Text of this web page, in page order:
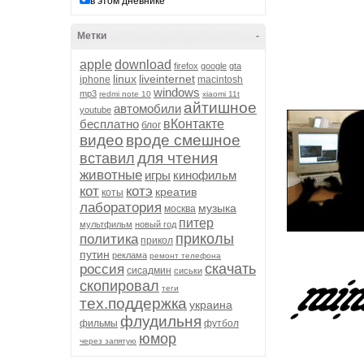
-
Метки
appledownload firefox google gta
iphone linux liveinternet macintosh
mp3 redmi note 10 windows xiaomi 11t
youtube автомобили айтишное
бесплатно блог вКонтакте
видео вроде смешное
вставил для чтения
животные игры кинофильм
кот коты котэ креатив
лаборатория москва музыка
мультфильм новый год питер
политика прикол приколы
путин реклама ремонт телефона
россия сисадмин сиськи скачать
скопировал теги
тех.поддержка украина
фильмы флудильня футбол
через запятую юмор